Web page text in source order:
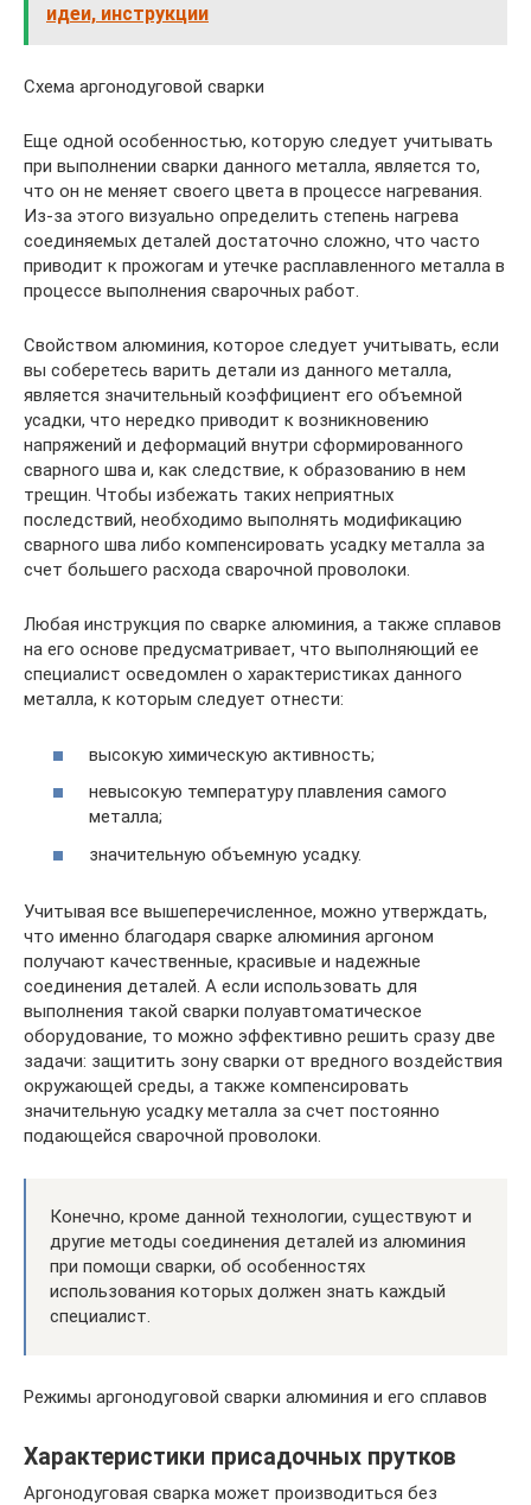
идеи, инструкции
Схема аргонодуговой сварки
Еще одной особенностью, которую следует учитывать
при выполнении сварки данного металла, является то,
что он не меняет своего цвета в процессе нагревания.
Из-за этого визуально определить степень нагрева
соединяемых деталей достаточно сложно, что часто
приводит к прожогам и утечке расплавленного металла в
процессе выполнения сварочных работ.
Свойством алюминия, которое следует учитывать, если
вы соберетесь варить детали из данного металла,
является значительный коэффициент его объемной
усадки, что нередко приводит к возникновению
напряжений и деформаций внутри сформированного
сварного шва и, как следствие, к образованию в нем
трещин. Чтобы избежать таких неприятных
последствий, необходимо выполнять модификацию
сварного шва либо компенсировать усадку металла за
счет большего расхода сварочной проволоки.
Любая инструкция по сварке алюминия, а также сплавов
на его основе предусматривает, что выполняющий ее
специалист осведомлен о характеристиках данного
металла, к которым следует отнести:
высокую химическую активность;
невысокую температуру плавления самого
металла;
значительную объемную усадку.
Учитывая все вышеперечисленное, можно утверждать,
что именно благодаря сварке алюминия аргоном
получают качественные, красивые и надежные
соединения деталей. А если использовать для
выполнения такой сварки полуавтоматическое
оборудование, то можно эффективно решить сразу две
задачи: защитить зону сварки от вредного воздействия
окружающей среды, а также компенсировать
значительную усадку металла за счет постоянно
подающейся сварочной проволоки.
Конечно, кроме данной технологии, существуют и
другие методы соединения деталей из алюминия
при помощи сварки, об особенностях
использования которых должен знать каждый
специалист.
Режимы аргонодуговой сварки алюминия и его сплавов
Характеристики присадочных прутков
Аргонодуговая сварка может производиться без